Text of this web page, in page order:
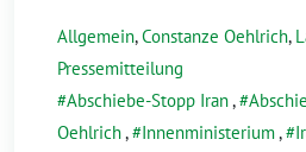
Allgemein,Constanze Oehlrich,
Pressemitteilung
Abschiebe-Stopp Iran,
Oehlrich, Innenministerium,